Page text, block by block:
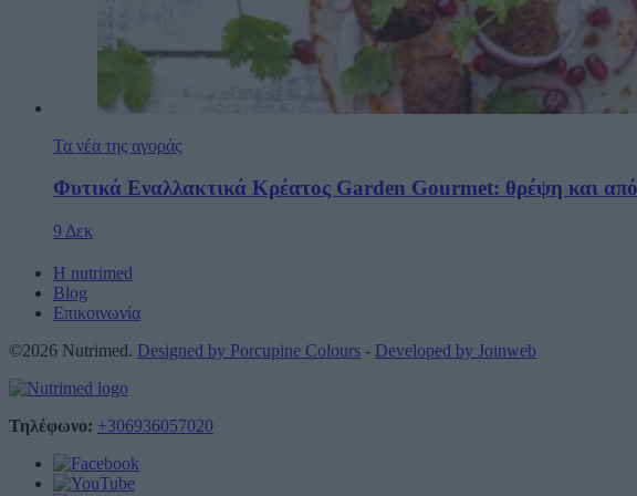
Τα νέα της αγοράς
Φυτικά Εναλλακτικά Κρέατος Garden Gourmet: θρέψη και
9 Δεκ
Η nutrimed
Blog
Επικοινωνία
©2026 Nutrimed. Designed by Porcupine Colours - Developed by Joinweb
Τηλέφωνο: +306936057020